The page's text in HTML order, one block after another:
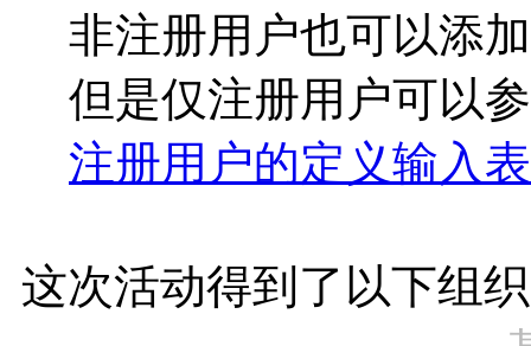
非注册用户也可以添
但是仅注册用户可以
注册用户的定义输入
这次活动得到了以下组